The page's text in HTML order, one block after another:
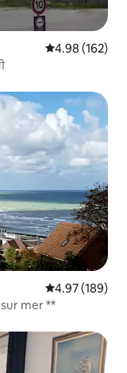
औसत रेटिंग 5 में से
4.98 (162)
औसत रेटिंग 5 में से
4.97 (189)
mer **